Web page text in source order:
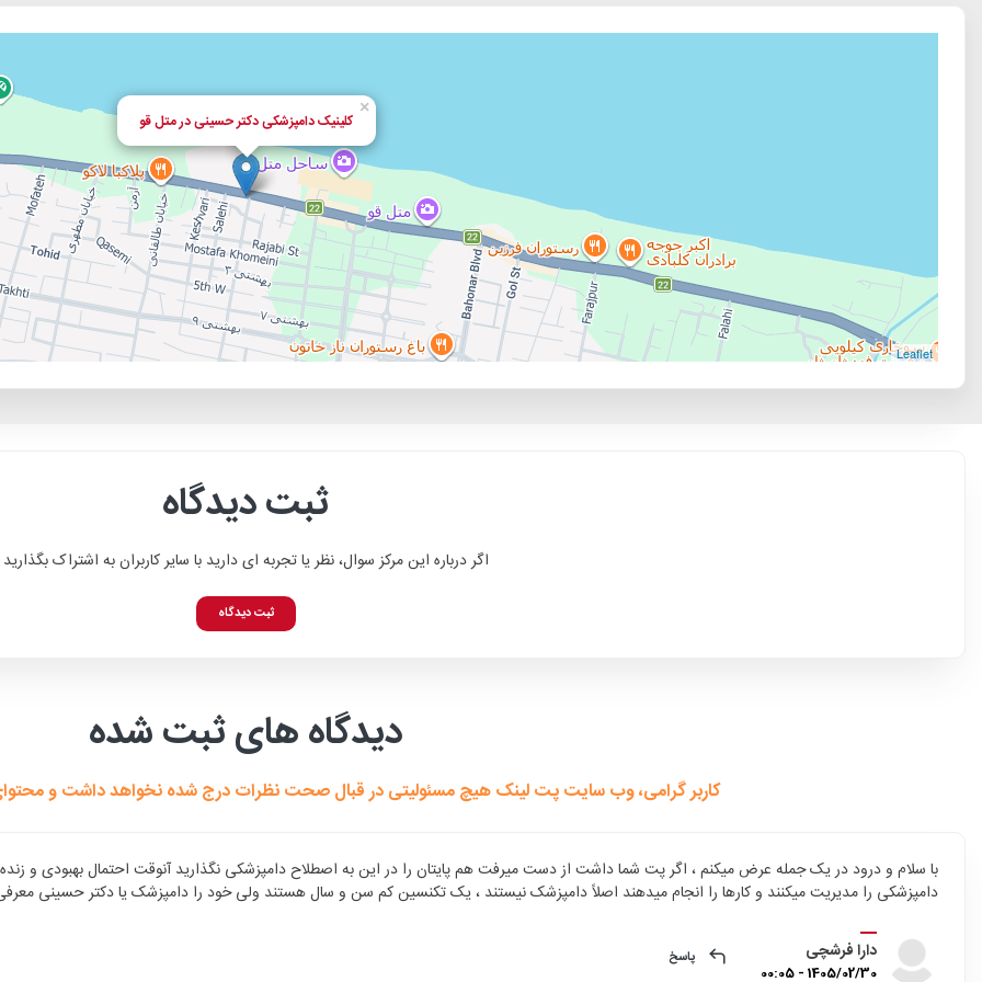
کلینیک دامپزشکی دکتر حسینی در متل قو
×
Leaflet
ثبت دیدگاه
اگر درباره این مرکز سوال، نظر یا تجربه ای دارید با سایر کاربران به اشتراک بگذارید
ثبت دیدگاه
دیدگاه های ثبت شده
کاربر گرامی، وب سایت پت لینک هیچ مسئولیتی در قبال صحت نظرات درج شده نخواهد داشت و
با سلام و درود در یک جمله عرض میکنم ، اگر پت شما داشت از دست میرفت هم پایتان را در این به اصطلاح دامپزشکی نگذارید آنوقت احتمال بهبودی و
دامپزشکی را مدیریت میکنند و کارها را انجام میدهند اصلاً دامپزشک نیستند ، یک تکنسین کم سن و سال هستند ولی خود را دامپزشک یا دکتر حسینی
دارا فرشچی
1405/02/30 - 00:05
پاسخ